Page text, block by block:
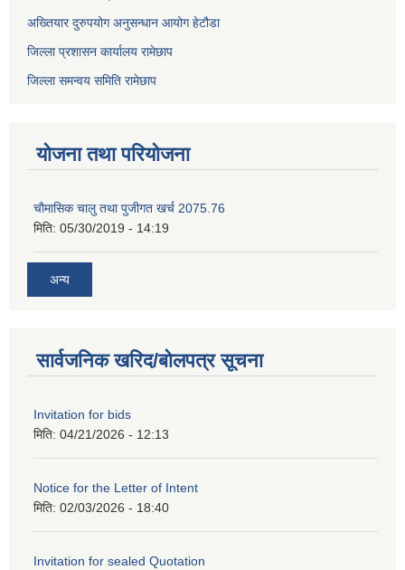
अख्तियार दुरुपयोग अनुसन्धान आयोग हेटौडा
जिल्ला प्रशासन कार्यालय रामेछाप
जिल्ला समन्वय समिति रामेछाप
योजना तथा परियोजना
चाैमासिक चालु तथा पुजीगत खर्च 2075.76
मिति: 05/30/2019 - 14:19
अन्य
सार्वजनिक खरिद/बोलपत्र सूचना
Invitation for bids
मिति: 04/21/2026 - 12:13
Notice for the Letter of Intent
मिति: 02/03/2026 - 18:40
Invitation for sealed Quotation